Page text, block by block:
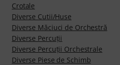
Crotale
Diverse Cutii/Huse
Diverse Măciuci de Orchestră
Diverse Percuţii
Diverse Percuţii Orchestrale
Diverse Piese de Schimb